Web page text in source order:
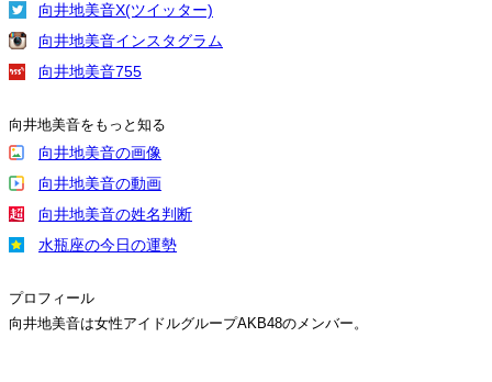
向井地美音X(ツイッター)
向井地美音インスタグラム
向井地美音755
向井地美音をもっと知る
向井地美音の画像
向井地美音の動画
向井地美音の姓名判断
水瓶座の今日の運勢
プロフィール
向井地美音は女性アイドルグループAKB48のメンバー。